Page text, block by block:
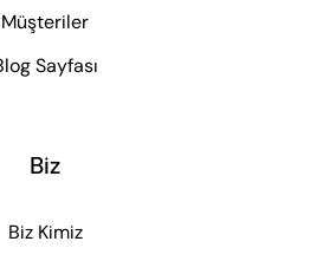
Müşteriler
Sayfası
Biz
Biz Kimiz